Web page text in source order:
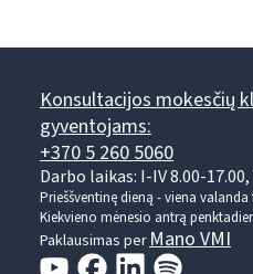
Konsultacijos mokesčių
gyventojams:
+370 5 260 5060
Darbo laikas: I-IV 8.00-17.00,
Prieššventinę dieną - viena
Kiekvieno mėnesio antrą
Paklausimas perMano VMI